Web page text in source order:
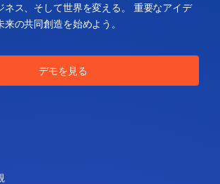
ネス、そして世界を変える。 重要なアイデ
の共同創造を始めよう。
デモを見る